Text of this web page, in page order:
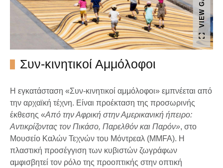
Συν-κινητικοί Αμμόλοφοι
Η εγκατάσταση «Συν-κινητικοί αμμόλοφοι» εμπνέεται από
την αρχαϊκή τέχνη. Είναι προέκταση της προσωρινής
έκθεσης «Από την Αφρική στην Αμερικανική ήπειρο:
Αντικρίζοντας τον Πικάσο, Παρελθόν και Παρόν», στο
Μουσείο Καλών Τεχνών του Μόντρεαλ (MMFA). Η
πλαστική προσέγγιση των κυβιστών ζωγράφων
αμφισβητεί τον ρόλο της προοπτικής στην οπτική